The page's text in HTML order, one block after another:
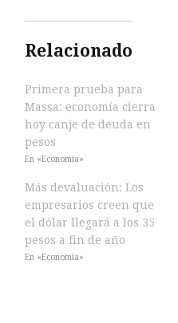
Relacionado
Primera prueba para
Massa: economía cierra
hoy canje de deuda en
pesos
En «Economía»
Más devaluación: Los
empresarios creen que
el dólar llegará a los 35
pesos a fin de año
En «Economía»